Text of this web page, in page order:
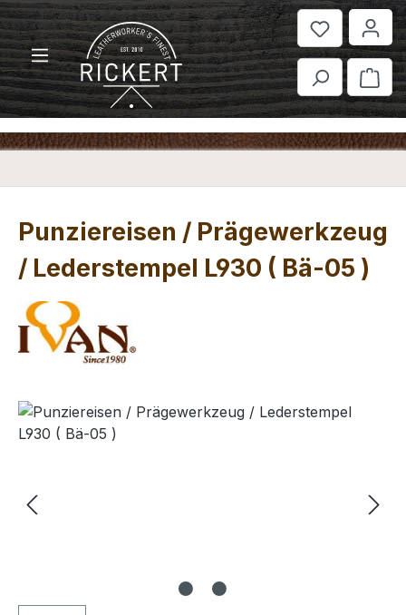
Zum Hauptinhalt springen
Punziereisen / Prägewerkzeug
/ Lederstempel L930 ( Bä-05 )
Bildergalerie überspringen